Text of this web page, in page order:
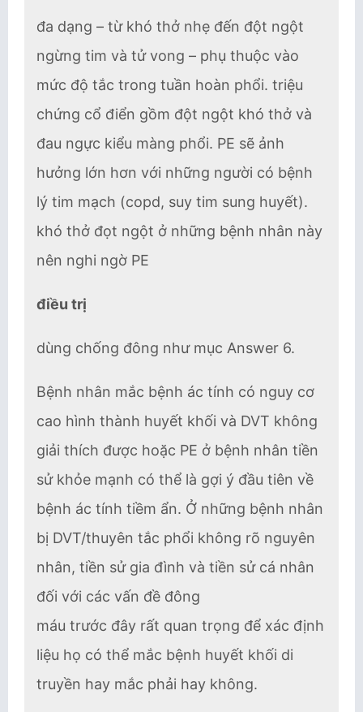
đa dạng – từ khó thở nhẹ đến đột ngột
ngừng tim và tử vong – phụ thuộc vào
mức độ tắc trong tuần hoàn phổi. triệu
chứng cổ điển gồm đột ngột khó thở và
đau ngực kiểu màng phổi. PE sẽ ảnh
hưởng lớn hơn với những người có bệnh
lý tim mạch (copd, suy tim sung huyết).
khó thở đọt ngột ở những bệnh nhân này
nên nghi ngờ PE
điều trị
dùng chống đông như mục Answer 6.
Bệnh nhân mắc bệnh ác tính có nguy cơ
cao hình thành huyết khối và DVT không
giải thích được hoặc PE ở bệnh nhân tiền
sử khỏe mạnh có thể là gợi ý đầu tiên về
bệnh ác tính tiềm ẩn. Ở những bệnh nhân
bị DVT/thuyên tắc phổi không rõ nguyên
nhân, tiền sử gia đình và tiền sử cá nhân
đối với các vấn đề đông
máu trước đây rất quan trọng để xác định
liệu họ có thể mắc bệnh huyết khối di
truyền hay mắc phải hay không.